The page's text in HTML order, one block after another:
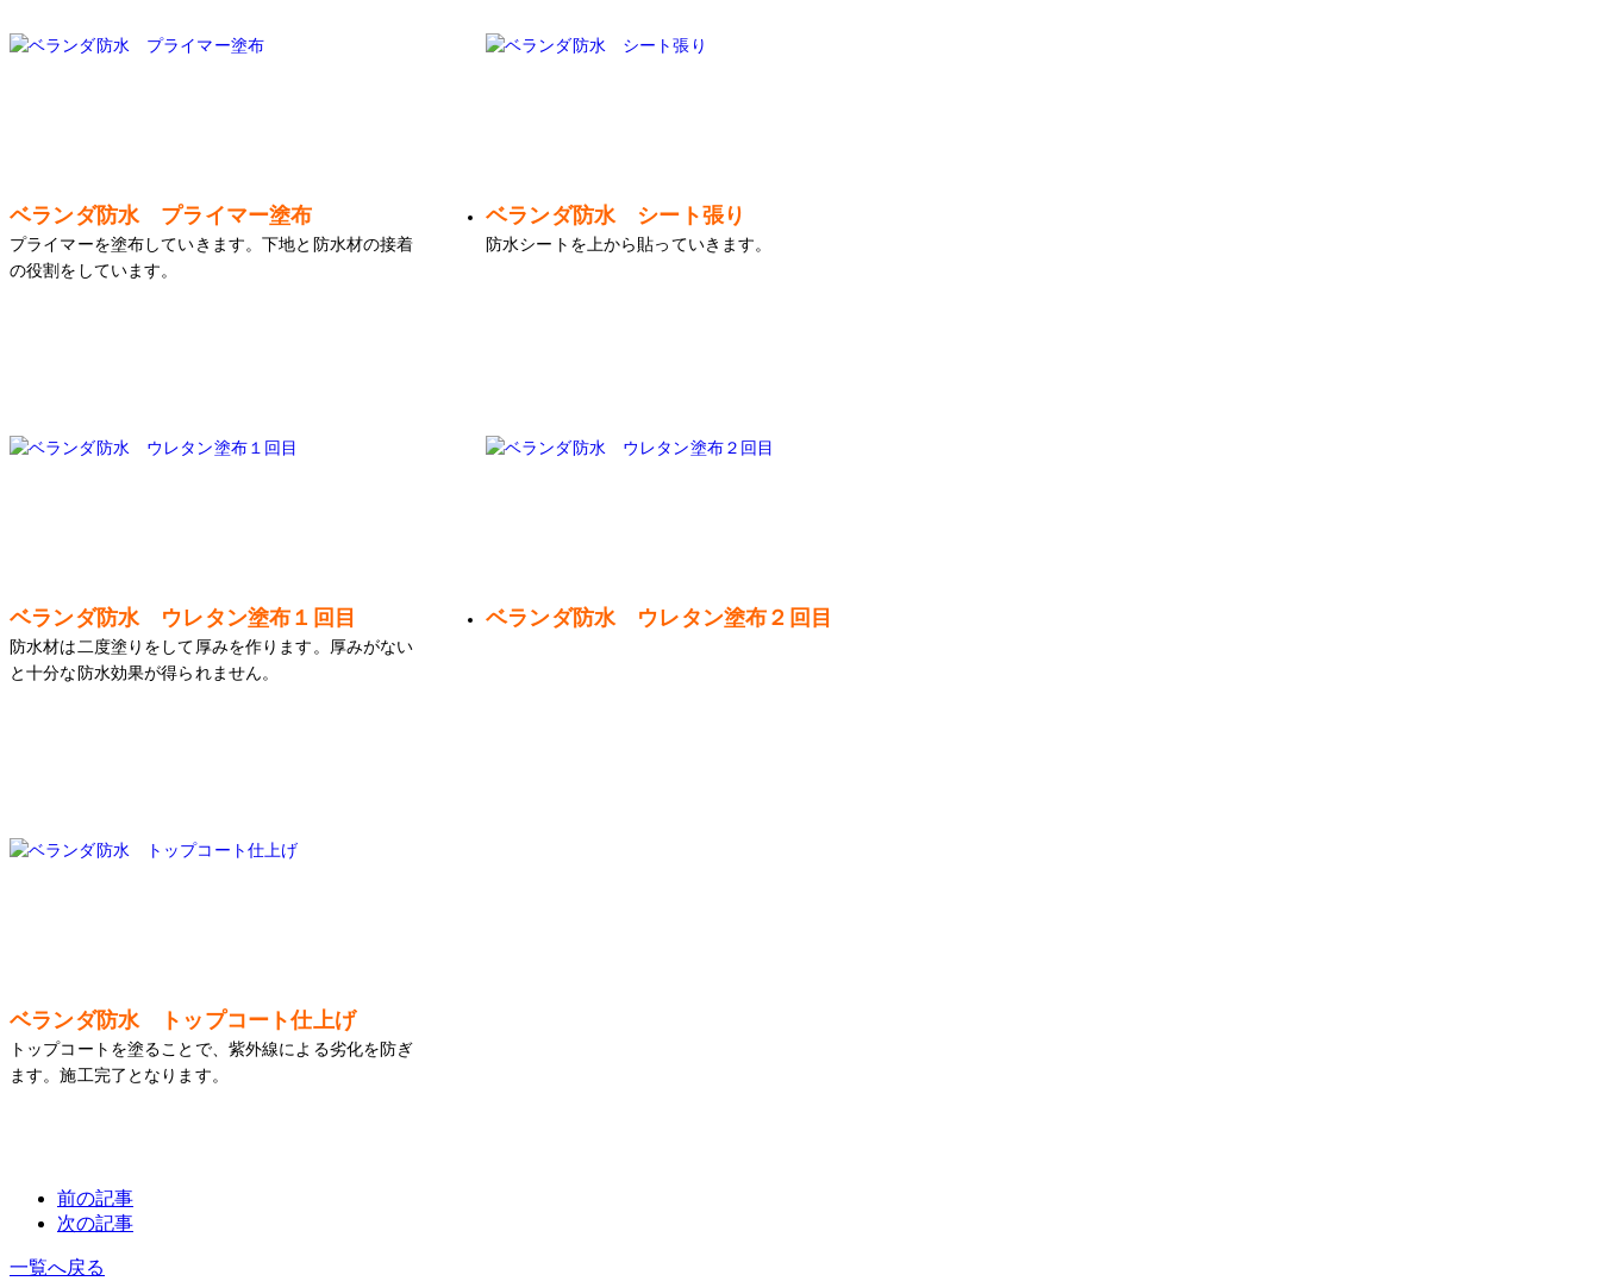
ベランダ防水 プライマー塗布
プライマーを塗布していきます。下地と防水材の接着
の役割をしています。
ベランダ防水 シート張り
防水シートを上から貼っていきます。
ベランダ防水 ウレタン塗布１回目
防水材は二度塗りをして厚みを作ります。厚みがない
と十分な防水効果が得られません。
ベランダ防水 ウレタン塗布２回目
ベランダ防水 トップコート仕上げ
トップコートを塗ることで、紫外線による劣化を防ぎ
ます。施工完了となります。
前の記事
次の記事
一覧へ戻る